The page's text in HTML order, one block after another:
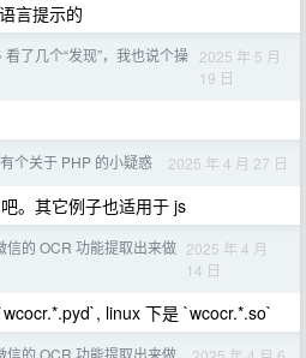
言提示的
› 看了几个“发现”，我也说个操 2025 年 5 月
19 日
有个关于 PHP 的小疑惑 2025 年 4 月 27 日
。其它例子也适用于 js
信的 OCR 功能提取出来做 2025 年 4 月
14 日
linux 下是 `wcocr.*.so`
信的 OCR 功能提取出来做